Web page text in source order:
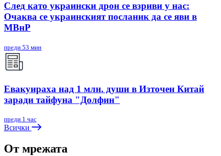
След като украински дрон се взриви у нас:
Очаква се украинският посланик да се яви в
МВнР
преди 53 мин
Евакуираха над 1 млн. души в Източен Китай
заради тайфуна "Долфин"
преди 1 час
Всички
От мрежата